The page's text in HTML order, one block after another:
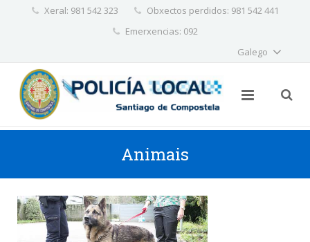
Xeral: 981 542 323
Obxectos perdidos: 981 542 441
Emerxencias: 092
Galego
Animais